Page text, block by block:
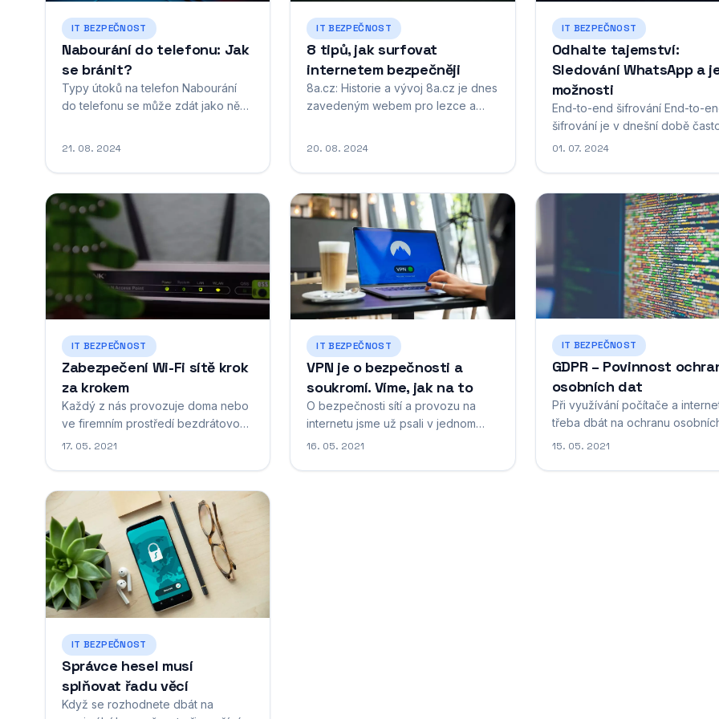
IT BEZPEČNOST
Nabourání do telefonu: Jak
se bránit?
Typy útoků na telefon Nabourání
do telefonu se může zdát jako něco
jak se útočníci mohou dostat k
vašim datům. Mezi nejčastější typy
útoků patří phishing, kdy vám přijde
zpráva, která se tváří...
21. 08. 2024
IT BEZPEČNOST
8 tipů, jak surfovat
internetem bezpečněji
8a.cz: Historie a vývoj 8a.cz je dnes
zavedeným webem pro lezce a
o poměrně jednoduchý web s
informacemi o lezení na
pískovcových skalách. Postupem
času se 8a.cz rozrůstal o další
funkce a obsah. Přibyly diskuzní
20. 08. 2024
IT BEZPEČNOST
Odhalte tajemství:
Sledování WhatsApp a
možnosti
End-to-end šifrování End-to-
šifrování je v dnešní době
skloňovaným pojmem,
praxi, například u WhatsAppu?
podstatě jde o zabezpečený
způsob komunikace, kdy
může přečíst pouze odesílatel
příjemce. Nikdo jiný, ani...
01. 07. 2024
IT BEZPEČNOST
Zabezpečení Wi-Fi sítě krok
za krokem
Každý z nás provozuje doma nebo
ve firemním prostředí bezdrátovou
Wi-Fi. Ta umožňuje připojení
použití síťového kabelu. Právě díky
tomu, že je tato síť bezdrátová,
může jí v závislosti na dosahu vidět
spousta ostatních lidí. Z toho...
17. 05. 2021
IT BEZPEČNOST
VPN je o bezpečnosti a
soukromí. Víme, jak na to
O bezpečnosti sítí a provozu na
internetu jsme už psali v jednom
z našich předchozích článků
16. 05. 2021
IT BEZPEČNOST
GDPR – Povinnost
osobních dat
Při využívání počítače a
třeba dbát na ochranu
údajů a soukromí. Toho
15. 05. 2021
IT BEZPEČNOST
Správce hesel musí
splňovat řadu věcí
Když se rozhodnete dbát na